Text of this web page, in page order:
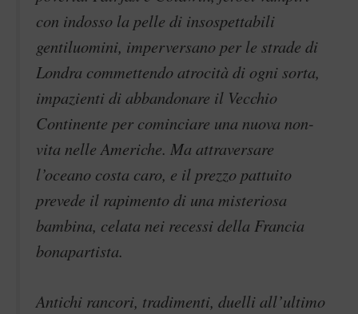
con indosso la pelle di insospettabili
gentiluomini, imperversano per le strade di
Londra commettendo atrocità di ogni sorta,
impazienti di abbandonare il Vecchio
Continente per cominciare una nuova non-
vita nelle Americhe. Ma attraversare
l’oceano costa caro, e il prezzo pattuito
prevede il rapimento di una misteriosa
bambina, celata nei recessi della Francia
bonapartista.
Antichi rancori, tradimenti, duelli all’ultimo